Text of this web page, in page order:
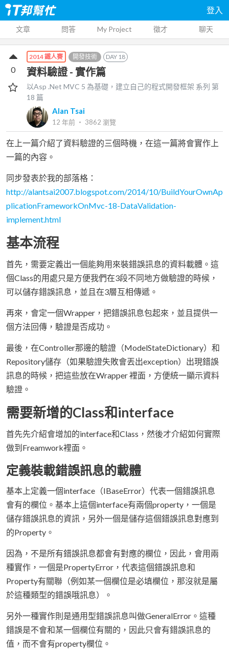
登入
文章 問答 My Project 徵才 聊天
2014 鐵人賽 開發技術 DAY 18
資料驗證 - 實作篇
以Asp .Net MVC 5 為基礎，建立自己的程式開發框架 系列 第
18 篇
Alan Tsai
12 年前 ‧ 3862 瀏覽
0
在上一篇介紹了資料驗證的三個時機，在這一篇將會實作上
一篇的內容。
同步發表於我的部落格：
http://alantsai2007.blogspot.com/2014/10/BuildYourOwnAp
plicationFrameworkOnMvc-18-DataValidation-
implement.html
基本流程
首先，需要定義出一個能夠用來裝錯誤訊息的資料載體。這
個Class的用處只是方便我們在3段不同地方做驗證的時候，
可以儲存錯誤訊息，並且在3層互相傳遞。
再來，會定一個Wrapper，把錯誤訊息包起來，並且提供一
個方法回傳，驗證是否成功。
最後，在Controller那邊的驗證（ModelStateDictionary）和
Repository儲存（如果驗證失敗會丟出exception）出現錯誤
訊息的時候，把這些放在Wrapper 裡面，方便統一顯示資料
驗證。
需要新增的Class和interface
首先先介紹會增加的interface和Class，然後才介紹如何實際
做到Freamwork裡面。
定義裝載錯誤訊息的載體
基本上定義一個interface（IBaseError）代表一個錯誤訊息
會有的欄位。基本上這個interface有兩個property，一個是
儲存錯誤訊息的資訊，另外一個是儲存這個錯誤訊息對應到
的Property。
因為，不是所有錯誤訊息都會有對應的欄位，因此，會用兩
種實作，一個是PropertyError，代表這個錯誤訊息和
Property有關聯（例如某一個欄位是必填欄位，那沒就是屬
於這種類型的錯誤哦訊息）。
另外一種實作則是通用型錯誤訊息叫做GeneralError。這種
錯誤是不會和某一個欄位有關的，因此只會有錯誤訊息的
值，而不會有property欄位。